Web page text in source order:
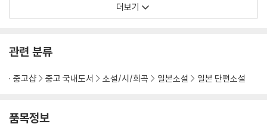
더보기
관련 분류
중고샵 중고 국내도서 소설/시/희곡 일본소설 일본 단편소설
품목정보